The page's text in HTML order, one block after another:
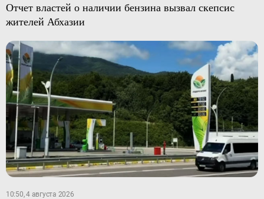
Отчет властей о наличии бензина вызвал скепсис
жителей Абхазии
10:50, 4 августа 2026